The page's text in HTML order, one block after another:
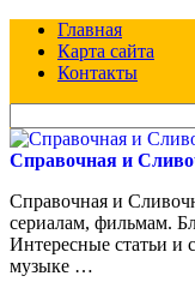
Главная
Карта сайта
Контакты
для:
Справочная и
Справочная и
сериалам, фильмам.
Интересные статьи и
музыке …